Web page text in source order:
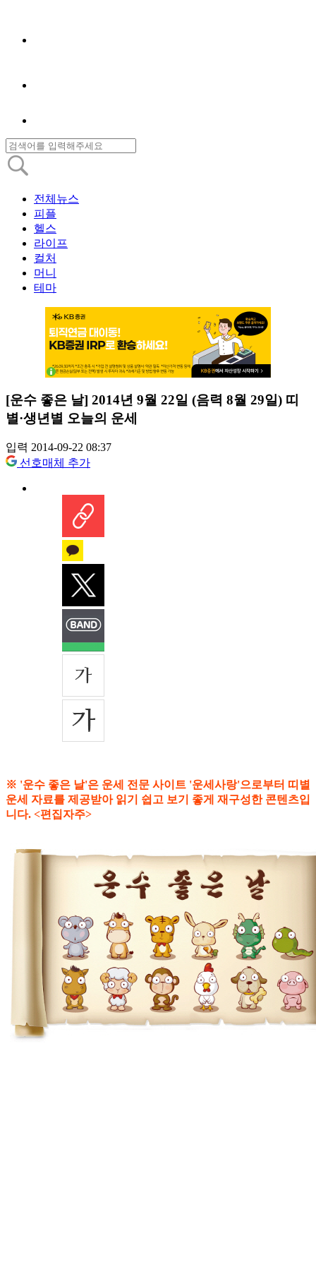
전체뉴스
피플
헬스
라이프
컬처
머니
테마
[운수 좋은 날] 2014년 9월 22일 (음력 8월 29일) 띠
별·생년별 오늘의 운세
입력 2014-09-22 08:37
선호매체 추가
※ '운수 좋은 날'은 운세 전문 사이트 '운세사랑'으로부터 띠별
운세 자료를 제공받아 읽기 쉽고 보기 좋게 재구성한 콘텐츠입
니다. <편집자주>